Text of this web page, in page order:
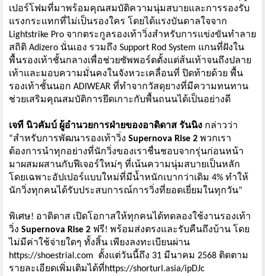
เปอร์โฟมที่มาพร้อมคุณสมบัติความนุ่มสบายและการรองรับ
แรงกระแทกที่ ไม่เป็นรองใคร โดยได้แรงบันดาลใจจาก
Lightstrike Pro จากตระกูลรองเท้าวิ่งสำหรับการแข่งขันทำลาย
สถิติ Adizero นั่นเอง รวมถึง Support Rod System แกนที่ฝังใน
พื้นรองเท้าชั้นกลางเพื่อช่วยซัพพอร์ตตั้งแต่ส้นเท้าจนถึงปลาย
เท้าและมอบความมั่นคงในจังหวะเคลื่อนที่ ปิดท้ายด้วย พื้น
รองเท้าชั้นนอก ADIWEAR ที่ทำจากวัสดุยางที่มีความทนทาน
ช่วยเสริมคุณสมบัติการยึดเกาะกับพื้นถนนได้เป็นอย่างดี
เจที นิวคัมบ์ ผู้อำนวยการฝ่ายของอาดิดาส รันนิง กล่าวว่า
“สำหรับการพัฒนารองเท้าวิ่ง Supernova Rise 2 พวกเรา
ต้องการนำทุกอย่างที่นักวิ่งของเราชื่นชอบจากรุ่นก่อนหน้า
มาผสมผสานกับฟีเจอร์ใหม่ๆ ที่เน้นความนุ่มสบายเป็นหลัก
โดยเฉพาะอัปเปอร์แบบใหม่ที่มีน้ำหนักเบากว่าเดิม 4% ทำให้
นักวิ่งทุกคนได้รับประสบการณ์การวิ่งที่ยอดเยี่ยมในทุกวัน”
พิเศษ! อาดิดาส เปิดโอกาสให้ทุกคนได้ทดลองใช้งานรองเท้า
วิ่ง Supernova Rise 2 ฟรี! พร้อมส่งตรงและรับคืนถึงบ้าน โดย
ไม่มีค่าใช้จ่ายใดๆ ทั้งสิ้น เพียงลงทะเบียนผ่าน
https://shoestrial.com ตั้งแต่วันนี้ถึง 31 มีนาคม 2568 ติดตาม
รายละเอียดเพิ่มเติมได้ที่https://shorturl.asia/ipDJc